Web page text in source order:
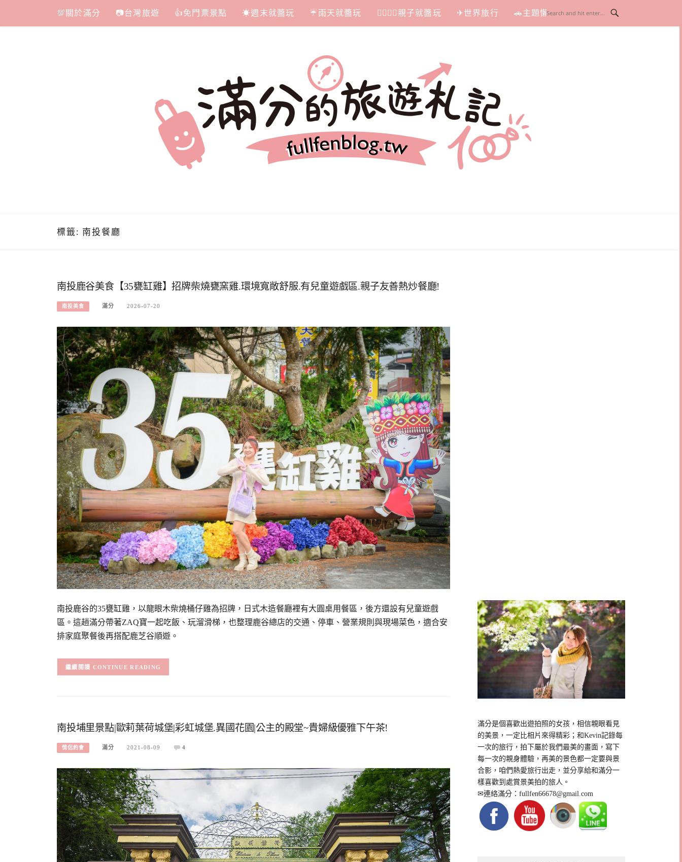
content
💯關於滿分 📷台灣旅遊 👍免門票景點 ☀週末就醬玩 ☔雨天就醬玩 👩‍❤‍💋‍👨親子就醬玩 ✈世界旅行 🚗主題懶人包
標籤: 南投餐廳
南投鹿谷美食【35甕缸雞】招牌柴燒甕窯雞.環境寬敞舒服.有兒童遊戲區.親子友善熱炒餐廳!
南投美食 滿分 2026-07-20
南投鹿谷的35甕缸雞，以龍眼木柴燒桶仔雞為招牌，日式木造餐廳裡有大圓桌用餐區，後方還設有兒童遊戲
區。這趟滿分帶著ZAQ寶一起吃飯、玩溜滑梯，也整理鹿谷總店的交通、停車、營業規則與現場菜色，適合安
排家庭聚餐後再搭配鹿芝谷順遊。
CONTINUE READING
南投埔里景點|歐莉葉荷城堡|彩虹城堡.異國花園|公主的殿堂~貴婦級優雅下午茶!
情侶約會 滿分 2021-08-09 4
滿分是個喜歡出遊拍照的女孩，相信親眼看見
的美景，一定比相片來得精彩；和Kevin記錄每
一次的旅行，拍下屬於我們最美的畫面，寫下
每一次的親身體驗，再美的景色都一定要與景
合影，咱們熱愛旅行出走，並分享給和滿分一
樣喜歡到處賞景美拍的旅人。
✉連絡滿分：fullfen66678@gmail.com